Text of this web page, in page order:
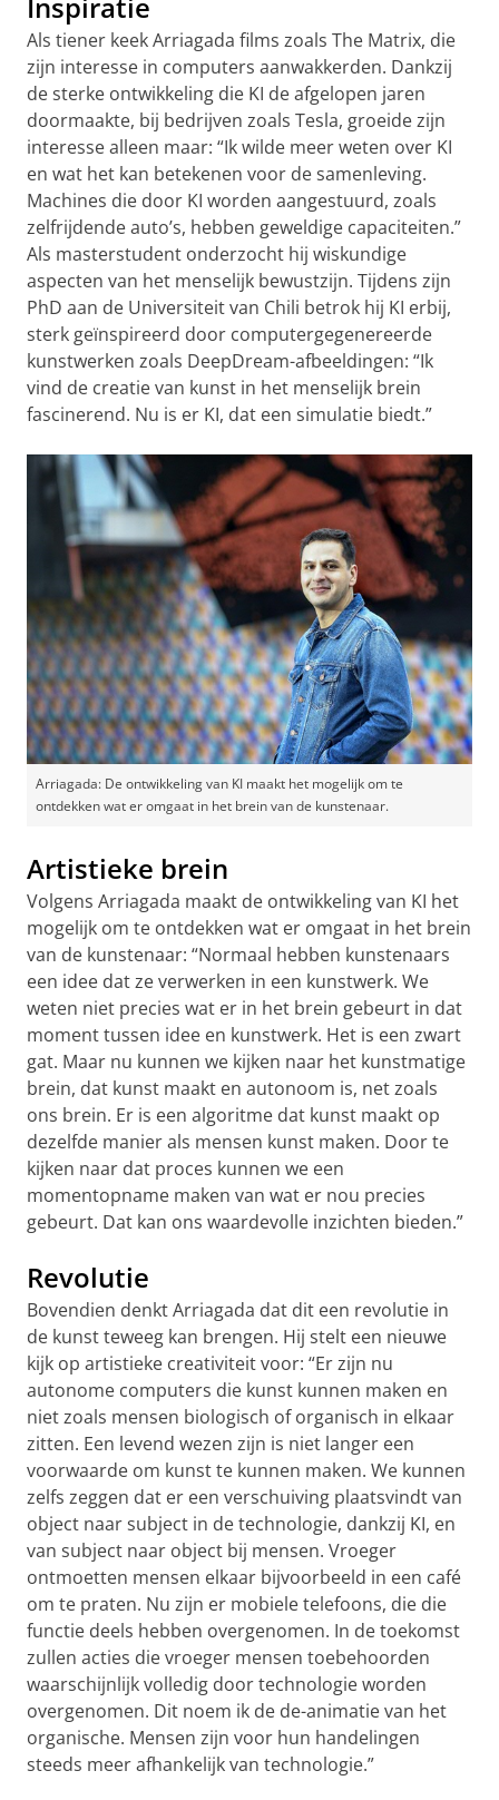
Als tiener keek Arriagada films zoals The Matrix, die
zijn interesse in computers aanwakkerden. Dankzij
de sterke ontwikkeling die KI de afgelopen jaren
doormaakte, bij bedrijven zoals Tesla, groeide zijn
interesse alleen maar: “Ik wilde meer weten over KI
en wat het kan betekenen voor de samenleving.
Machines die door KI worden aangestuurd, zoals
zelfrijdende auto’s, hebben geweldige capaciteiten.”
Als masterstudent onderzocht hij wiskundige
aspecten van het menselijk bewustzijn. Tijdens zijn
PhD aan de Universiteit van Chili betrok hij KI erbij,
sterk geïnspireerd door computergegenereerde
kunstwerken zoals DeepDream-afbeeldingen: “Ik
vind de creatie van kunst in het menselijk brein
fascinerend. Nu is er KI, dat een simulatie biedt.”
Arriagada: De ontwikkeling van KI maakt het mogelijk om te
ontdekken wat er omgaat in het brein van de kunstenaar.
Artistieke brein
Volgens Arriagada maakt de ontwikkeling van KI het
mogelijk om te ontdekken wat er omgaat in het brein
van de kunstenaar: “Normaal hebben kunstenaars
een idee dat ze verwerken in een kunstwerk. We
weten niet precies wat er in het brein gebeurt in dat
moment tussen idee en kunstwerk. Het is een zwart
gat. Maar nu kunnen we kijken naar het kunstmatige
brein, dat kunst maakt en autonoom is, net zoals
ons brein. Er is een algoritme dat kunst maakt op
dezelfde manier als mensen kunst maken. Door te
kijken naar dat proces kunnen we een
momentopname maken van wat er nou precies
gebeurt. Dat kan ons waardevolle inzichten bieden.”
Revolutie
Bovendien denkt Arriagada dat dit een revolutie in
de kunst teweeg kan brengen. Hij stelt een nieuwe
kijk op artistieke creativiteit voor: “Er zijn nu
autonome computers die kunst kunnen maken en
niet zoals mensen biologisch of organisch in elkaar
zitten. Een levend wezen zijn is niet langer een
voorwaarde om kunst te kunnen maken. We kunnen
zelfs zeggen dat er een verschuiving plaatsvindt van
object naar subject in de technologie, dankzij KI, en
van subject naar object bij mensen. Vroeger
ontmoetten mensen elkaar bijvoorbeeld in een café
om te praten. Nu zijn er mobiele telefoons, die die
functie deels hebben overgenomen. In de toekomst
zullen acties die vroeger mensen toebehoorden
waarschijnlijk volledig door technologie worden
overgenomen. Dit noem ik de de-animatie van het
organische. Mensen zijn voor hun handelingen
steeds meer afhankelijk van technologie.”